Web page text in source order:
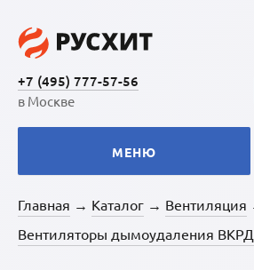
+7 (495) 777-57-56
в Москве
МЕНЮ
Главная → Каталог → Вентиляция
Вентиляторы дымоудаления